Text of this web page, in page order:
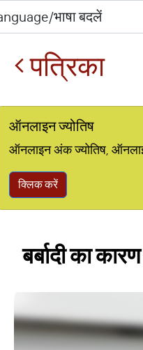
पत्रिका
ऑनलाइन ज्योतिष
ऑनलाइन अंक ज्योतिष,
क्लिक करें
बर्बादी का